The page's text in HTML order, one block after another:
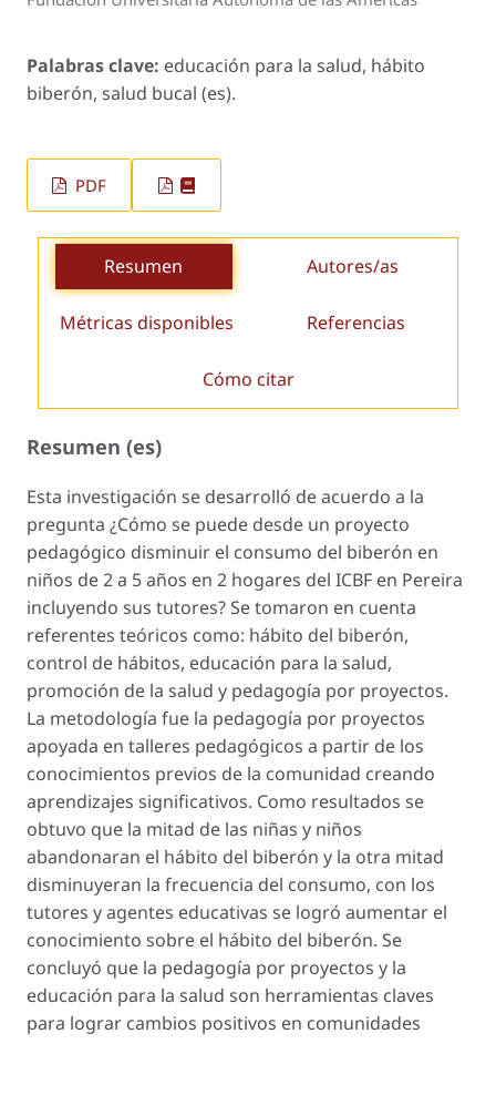
Palabras clave: educación para la salud, hábito
biberón, salud bucal (es).
PDF
Resumen Autores/as
Métricas disponibles Referencias
Cómo citar
Resumen (es)
Esta investigación se desarrolló de acuerdo a la
pregunta ¿Cómo se puede desde un proyecto
pedagógico disminuir el consumo del biberón en
niños de 2 a 5 años en 2 hogares del ICBF en Pereira
incluyendo sus tutores? Se tomaron en cuenta
referentes teóricos como: hábito del biberón,
control de hábitos, educación para la salud,
promoción de la salud y pedagogía por proyectos.
La metodología fue la pedagogía por proyectos
apoyada en talleres pedagógicos a partir de los
conocimientos previos de la comunidad creando
aprendizajes significativos. Como resultados se
obtuvo que la mitad de las niñas y niños
abandonaran el hábito del biberón y la otra mitad
disminuyeran la frecuencia del consumo, con los
tutores y agentes educativas se logró aumentar el
conocimiento sobre el hábito del biberón. Se
concluyó que la pedagogía por proyectos y la
educación para la salud son herramientas claves
para lograr cambios positivos en comunidades